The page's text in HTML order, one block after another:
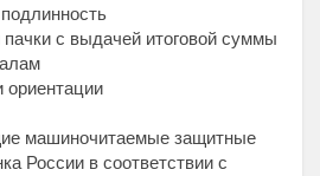
с выдачей итоговой суммы
ориентации
машиночитаемые защитные
России в соответствии с